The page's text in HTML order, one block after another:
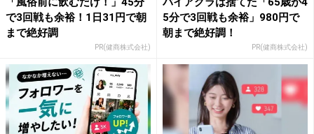
で3回戦も余裕！1日31円で朝
まで絶好調
PR(健商株式会社)
5分で3回戦も余裕」980円で
朝まで絶好調！
PR(健商株式会社)